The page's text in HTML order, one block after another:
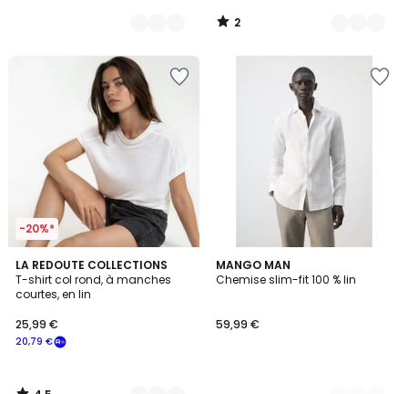
2
/
-20%*
LA REDOUTE COLLECTIONS
T-shirt col rond, à manches
courtes, en lin
20,79 €
25,99 €
4,5
/ 5
2
Couleurs
MANGO MAN
Chemise slim-fit 100 % lin
59,99 €
7
Couleurs